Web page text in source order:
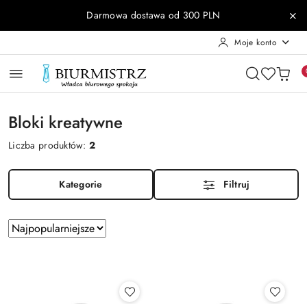
Przejdź do treści głównej
Przejdź do wyszukiwarki
Przejdź do moje konto
Przejdź do menu głównego
Przejdź do stopkiDarmowa dostawa od 300 PLN
Moje konto
Bloki kreatywne
Liczba produktów:2
Kategorie Filtruj
Zastosowano
sortowanie:
Sortuj
według